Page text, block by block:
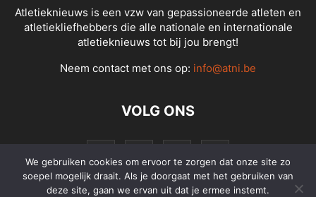
Atletieknieuws is een vzw van gepassioneerde atleten en
atletiekliefhebbers die alle nationale en internationale
atletieknieuws tot bij jou brengt!
Neem contact met ons op: info@atni.be
VOLG ONS
We gebruiken cookies om ervoor te zorgen dat onze site zo
soepel mogelijk draait. Als je doorgaat met het gebruiken van
deze site, gaan we ervan uit dat je ermee instemt.